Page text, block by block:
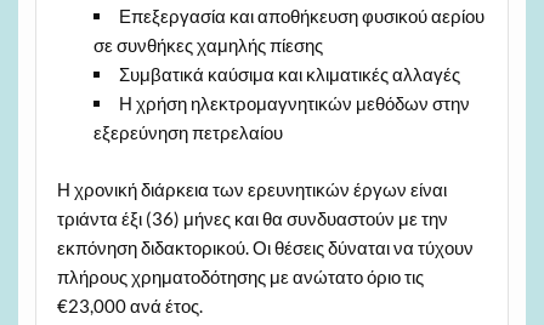
Επεξεργασία και αποθήκευση φυσικού αερίου
σε συνθήκες χαμηλής πίεσης
Συμβατικά καύσιμα και κλιματικές αλλαγές
Η χρήση ηλεκτρομαγνητικών μεθόδων στην
εξερεύνηση πετρελαίου
Η χρονική διάρκεια των ερευνητικών έργων είναι
τριάντα έξι (36) μήνες και θα συνδυαστούν με την
εκπόνηση διδακτορικού. Οι θέσεις δύναται να τύχουν
πλήρους χρηματοδότησης με ανώτατο όριο τις
€23,000 ανά έτος.